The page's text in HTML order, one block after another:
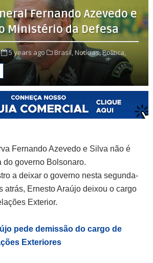
Fernando Azevedo e
Ministério da Defesa
5 years ago Brasil,Notícias,Política,
Fernando Azevedo e Silva não é
do governo Bolsonaro.
a deixar o governo nesta segunda-
atrás, Ernesto Araújo deixou o cargo
Exterior.
pede demissão do cargo de
Exteriores